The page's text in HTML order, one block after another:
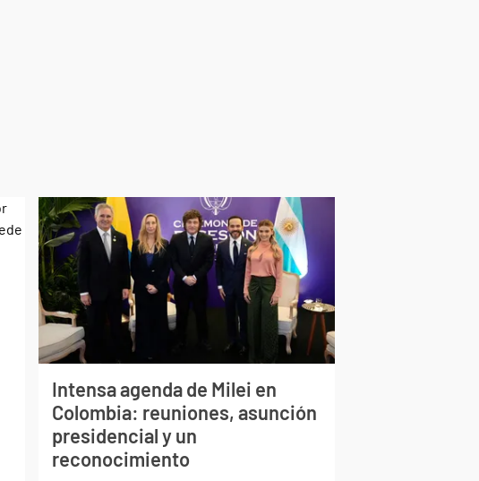
Intensa agenda de Milei en
Colombia: reuniones, asunción
presidencial y un
reconocimiento